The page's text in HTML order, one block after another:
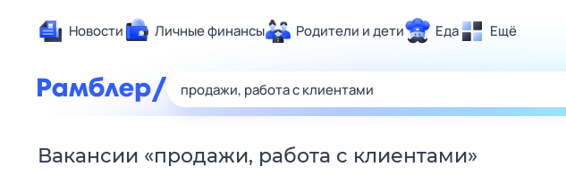
Новости Личные финансы Родители и дети Еда Ещё
Здоровье
Развлечения и отдых
Спорт
Вакансии «продажи, работа с клиентами»